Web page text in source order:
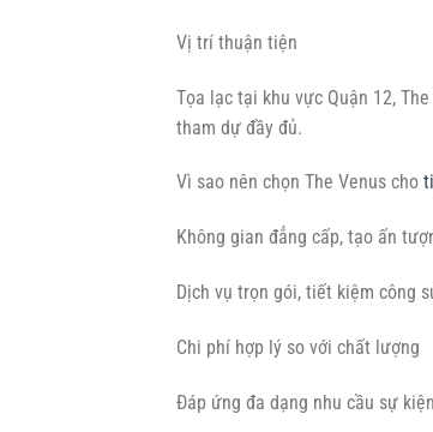
Vị trí thuận tiện
Tọa lạc tại khu vực Quận 12,
tham dự đầy đủ.
Vì sao nên chọn The Venus cho
Không gian đẳng cấp, tạo ấn
Dịch vụ trọn gói, tiết kiệm công
Chi phí hợp lý so với chất lượng
Đáp ứng đa dạng nhu cầu sự